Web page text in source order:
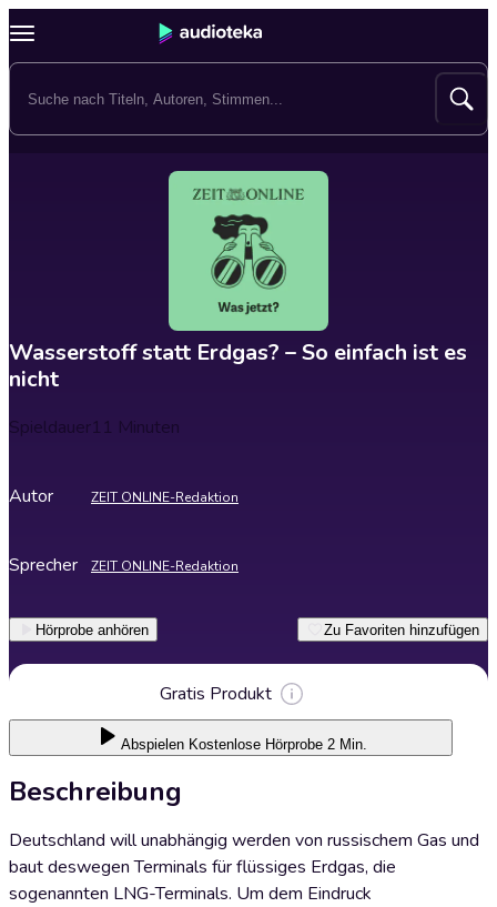
Wasserstoff statt Erdgas? – So einfach ist es
nicht
Spieldauer11 Minuten
Autor ZEIT ONLINE-Redaktion
Sprecher ZEIT ONLINE-Redaktion
Hörprobe anhören Zu Favoriten hinzufügen
Gratis Produkt
Abspielen Kostenlose Hörprobe 2 Min.
Beschreibung
Deutschland will unabhängig werden von russischem Gas und
baut deswegen Terminals für flüssiges Erdgas, die
sogenannten LNG-Terminals. Um dem Eindruck